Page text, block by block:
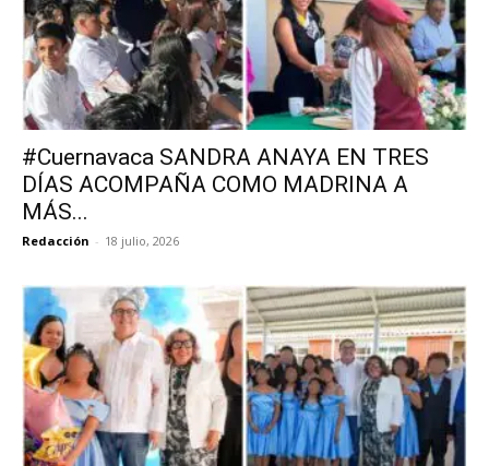
#Cuernavaca SANDRA ANAYA EN TRES
DÍAS ACOMPAÑA COMO MADRINA A
MÁS...
Redacción - 18 julio, 2026